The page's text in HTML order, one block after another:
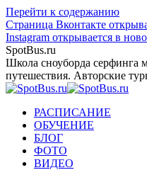
Перейти к содержанию
Страница Вконтакте
Instagram открывается в
SpotBus.ru
Школа сноуборда серфинга
путешествия. Авторские
РАСПИСАНИЕ
ОБУЧЕНИЕ
БЛОГ
ФОТО
ВИДЕО